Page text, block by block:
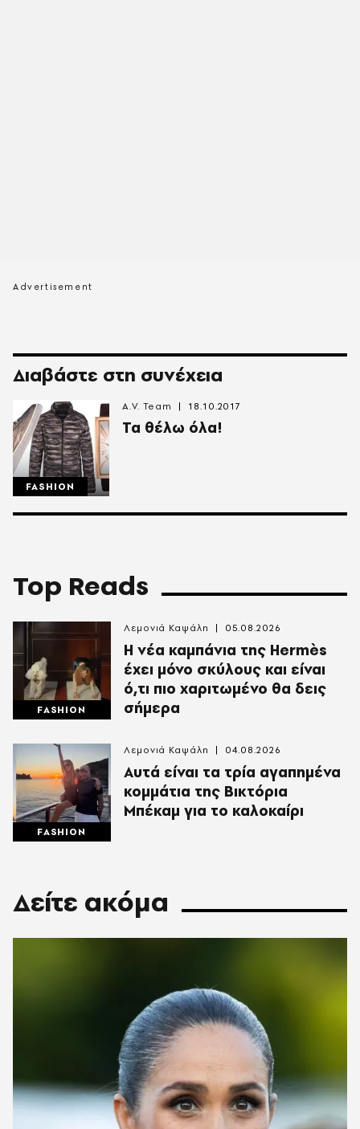
Διαβάστε στη συνέχεια
FASHION
Τα θέλω όλα!
A.V. Team 18.10.2017
Top Reads
FASHION
Η νέα καμπάνια της Hermès
έχει μόνο σκύλους και είναι
ό,τι πιο χαριτωμένο θα δεις
σήμερα
Λεμονιά Καψάλη 05.08.2026
FASHION
Αυτά είναι τα τρία αγαπημένα
κομμάτια της Βικτόρια
Μπέκαμ για το καλοκαίρι
Λεμονιά Καψάλη 04.08.2026
Δείτε ακόμα